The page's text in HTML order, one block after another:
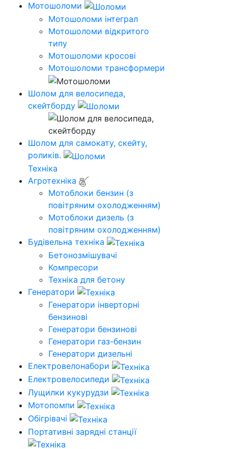
Мотошоломи
Мотошоломи інтеграл
Мотошоломи відкритого
типу
Мотошоломи кросові
Мотошоломи трансформери
Шолом для велосипеда,
скейтборду
Шолом для самокату, скейту,
роликів.
Техніка
Агротехніка
Мотоблоки бензин (з
повітряним охолодженням)
Мотоблоки дизель (з
повітряним охолодженням)
Будівельна техніка
Бетонозмішувачі
Компресори
Техніка для бетону
Генератори
Генератори інверторні
бензинові
Генератори бензинові
Генератори газ-бензин
Генератори дизельні
Електровелонабори
Електровелосипеди
Лущилки кукурудзи
Мотопомпи
Обігрівачі
Портативні зарядні станції